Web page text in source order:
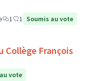
1 1 Soumis au vote
Collège François
vote